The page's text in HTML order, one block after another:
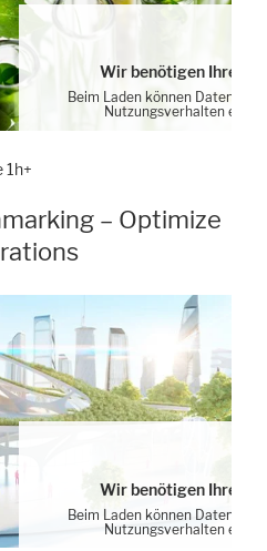
Wir benötigen Ihre
Beim Laden können Daten von
Nutzungsverhalten
1h+
– Optimize
Wir benötigen Ihre
Beim Laden können Daten von
Nutzungsverhalten